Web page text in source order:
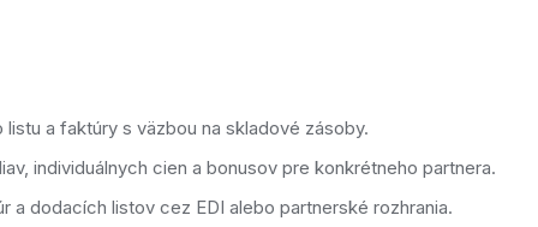
a faktúry s väzbou na skladové zásoby.
individuálnych cien a bonusov pre konkrétneho partnera.
a dodacích listov cez EDI alebo partnerské rozhrania.